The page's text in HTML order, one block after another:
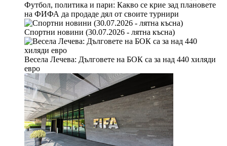
Футбол, политика и пари: Какво се крие зад плановете
на ФИФА да продаде дял от своите турнири
Спортни новини (30.07.2026 - лятна късна)
Весела Лечева: Дълговете на БОК са за над 440 хиляди
евро